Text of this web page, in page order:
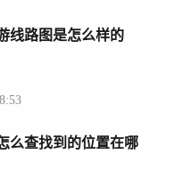
线路图是怎么样的
么查找到的位置在哪